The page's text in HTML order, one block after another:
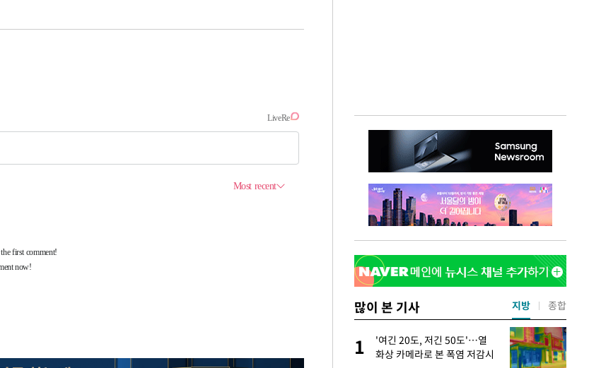
많이 본 기사
1
'여긴 20도, 저긴 50도'…열
화상 카메라로 본 폭염 저감시
지방 종합